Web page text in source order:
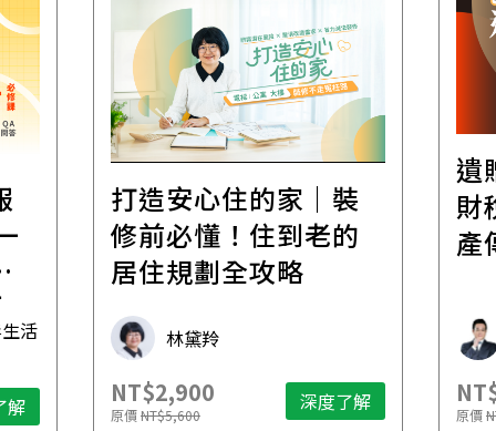
裝
的
深度了解
遺贈稅規劃直播課│
財稅專家親授，讓資
產傳承更有效率
財稅專家 朱家棟
NT$2,500
原價NT$4,888 深度了解